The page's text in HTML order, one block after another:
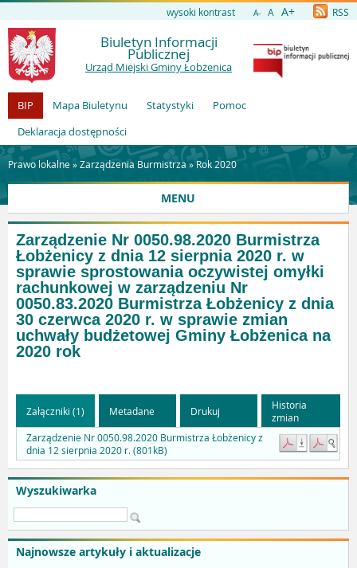
wysoki kontrast A- A A+ RSS
Biuletyn Informacji
Publicznej
Urząd Miejski Gminy Łobżenica
BIP Mapa Biuletynu Statystyki
Pomoc
Deklaracja dostępności
Prawo lokalne »Zarządzenia Burmistrza»Rok 2020
MENU
Wyszukiwarka
Najnowsze artykuły i aktualizacje
Zarządzenie Nr 0050.98.2020 Burmistrza
Łobżenicy z dnia 12 sierpnia 2020 r. w
sprawie sprostowania oczywistej omyłki
rachunkowej w zarządzeniu Nr
0050.83.2020 Burmistrza Łobżenicy z dnia
30 czerwca 2020 r. w sprawie zmian
uchwały budżetowej Gminy Łobżenica na
2020 rok
Załączniki (1) Metadane Drukuj
Historia
zmian
Zarządzenie Nr 0050.98.2020 Burmistrza Łobżenicy z
dnia 12 sierpnia 2020 r. (801kB)